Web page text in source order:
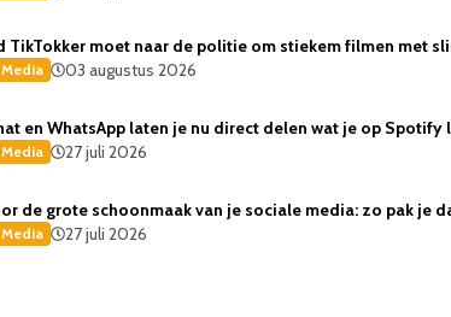
TikTokker moet naar de politie om stiekem filmen met
03 augustus 2026
en WhatsApp laten je nu direct delen wat je op Spotify
27 juli 2026
de grote schoonmaak van je sociale media: zo pak je
27 juli 2026